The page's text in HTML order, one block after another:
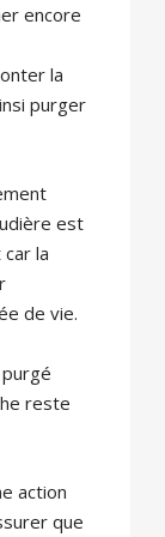
encore
la
purger
est
la
de vie.
reste
action
que